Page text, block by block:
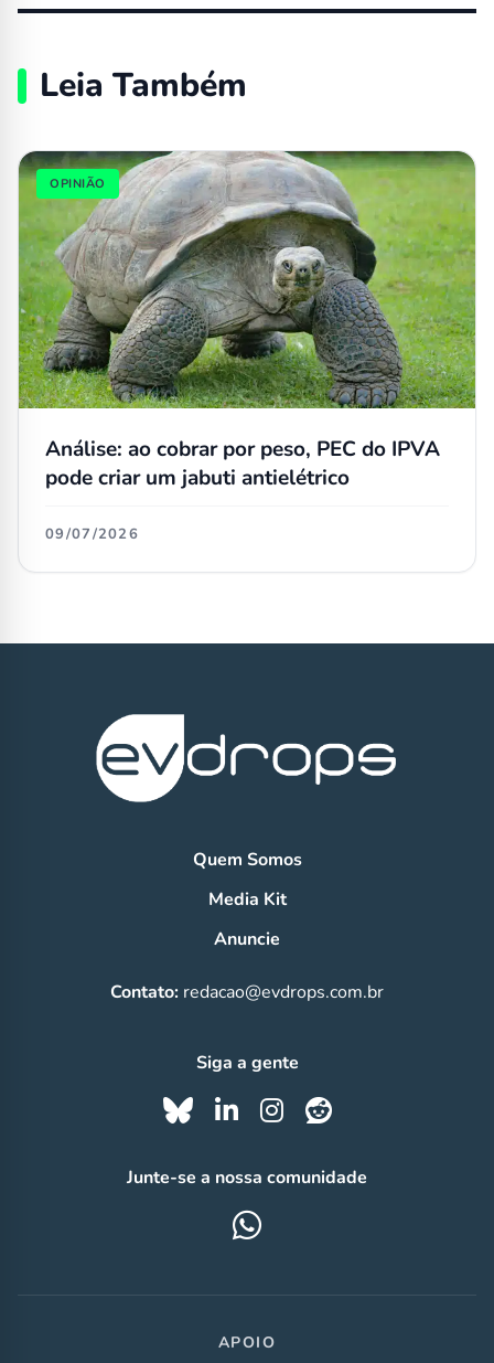
Leia Também
OPINIÃO
Análise: ao cobrar por peso, PEC do IPVA
pode criar um jabuti antielétrico
09/07/2026
Quem Somos
Media Kit
Anuncie
Contato: redacao@evdrops.com.br
Siga a gente
Junte-se a nossa comunidade
APOIO